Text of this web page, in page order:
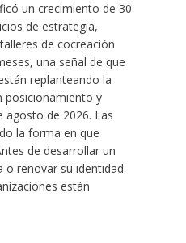
un crecimiento de 30
de estrategia,
de cocreación
una señal de que
replanteando la
posicionamiento y
agosto de 2026. Las
la forma en que
de desarrollar un
o renovar su identidad
están